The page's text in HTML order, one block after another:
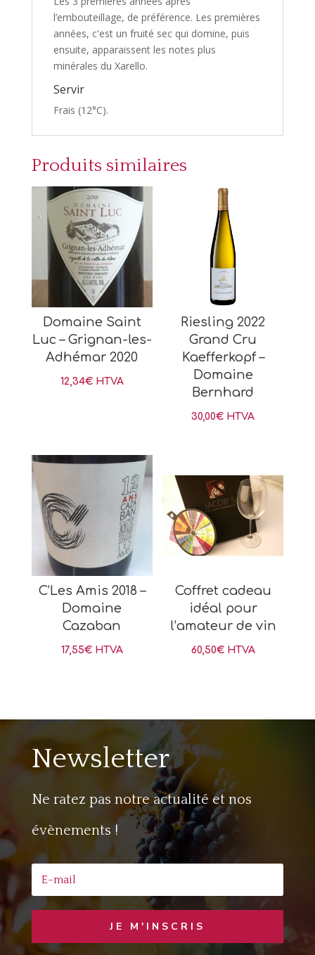
l’embouteillage, de préférence. Les premières
années, c'est un fruité sec qui domine, puis
ensuite, apparaissent les notes plus
minérales du Xarello.
Servir
Frais (12°C).
Produits similaires
Domaine Saint
Luc – Grignan-les-
Adhémar 2020
12,34€ HTVA
Riesling 2022
Grand Cru
Kaefferkopf –
Domaine
Bernhard
30,00€ HTVA
C’Les Amis 2018 –
Domaine
Cazaban
17,55€ HTVA
Coffret cadeau
idéal pour
l’amateur de vin
60,50€ HTVA
Newsletter
Ne ratez pas notre actualité et nos
évènements !
JE M'INSCRIS